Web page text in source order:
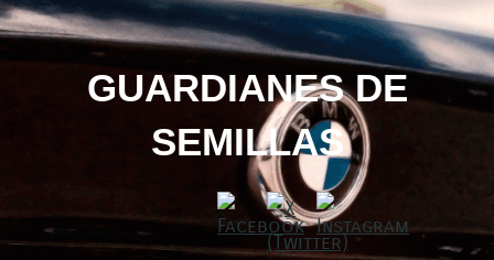
GUARDIANES DE
SEMILLAS